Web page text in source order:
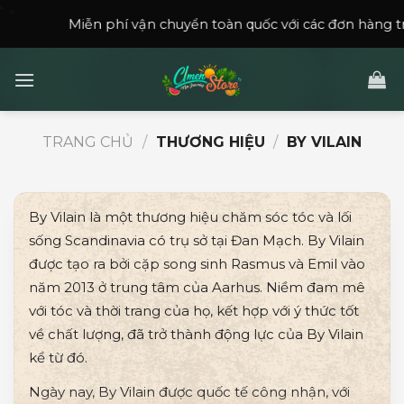
phí vận chuyển toàn quốc với các đơn hàng trên150,000
TRANG CHỦ / THƯƠNG HIỆU / BY VILAIN
By Vilain là một thương hiệu chăm sóc tóc và lối
sống Scandinavia có trụ sở tại Đan Mạch. By Vilain
được tạo ra bởi cặp song sinh Rasmus và Emil vào
năm 2013 ở trung tâm của Aarhus. Niềm đam mê
với tóc và thời trang của họ, kết hợp với ý thức tốt
về chất lượng, đã trở thành động lực của By Vilain
kể từ đó.
Ngày nay, By Vilain được quốc tế công nhận, với